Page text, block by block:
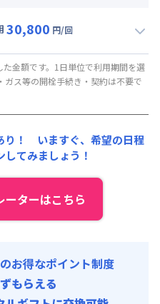
) (税抜)
30,800 円/回
(税抜)
金額です。1日単位で利用期間を選
ス等の開栓手続き・契約は不要で
り！ いますぐ、 希望の日程
てみましょう！
ーターはこちら
お得なポイント制度
もらえる